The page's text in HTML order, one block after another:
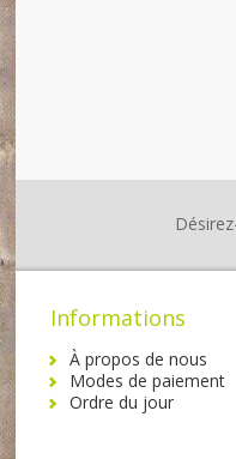
Informations
À propos de nous
Modes de paiement
Ordre du jour